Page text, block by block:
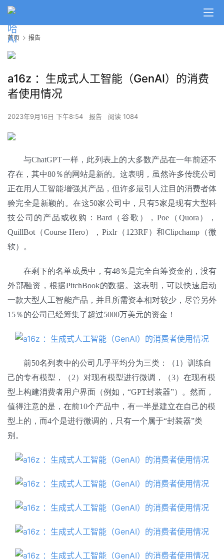
A
日
开
首页 报告
a16z ：生成式人工智能（GenAI）的消费
者使用情况
2023年9月16日 下午8:54 报告 阅读 1084
与ChatGPT一样，此列表上的大多数产品在一年前还不
存在，其中80％的网站是新的。这表明，虽然许多传统公司
正在用人工智能增强其产品，但许多最引人注目的消费者体
验完全是新颖的。在这50家公司中，只有5家是现有大型科
技公司的产品或收购：Bard（谷歌），Poe（Quora），
QuillBot（Course Hero），Pixlr（123RF）和Clipchamp（微
软）。
在剩下的名单成员中，有48％是完全自筹资金的，没有
外部融资，根据PitchBook的数据。这表明，可以快速启动
一款大型人工智能产品，并且所需资本相对较少，尽管另外
15％的公司已经筹集了超过5000万美元的资金！
前50名列表中的公司几乎平均分为三类：（1）训练自
己的专有模型，（2）对现有模型进行微调，（3）在现有模
型上构建消费者用户界面（例如，“GPT封装器”）。然而，
值得注意的是，在前10个产品中，有一半是建立在自己的模
型上的，而4个是进行微调的，只有一个属于“封装器”类
别。